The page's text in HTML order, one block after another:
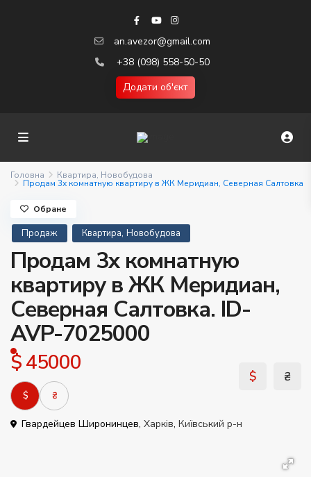
an.avezor@gmail.com
+38 (098) 558-50-50
Додати об'єкт
Головна Квартира, Новобудова
Продам 3х комнатную квартиру в ЖК Меридиан, Северная Салтовка
Продаж Квартира, Новобудова
Продам 3х комнатную
квартиру в ЖК Меридиан,
Северная Салтовка. ID-
AVP-7025000
$ 45000
$ ₴
Гвардейцев Широнинцев, Харків, Київський р-н
Обране
$ ₴